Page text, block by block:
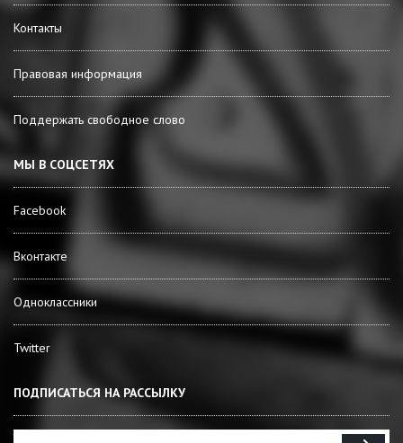
Контакты
Правовая информация
Поддержать свободное слово
МЫ В СОЦСЕТЯХ
Facebook
Вконтакте
Одноклассники
Twitter
ПОДПИСАТЬСЯ НА РАССЫЛКУ